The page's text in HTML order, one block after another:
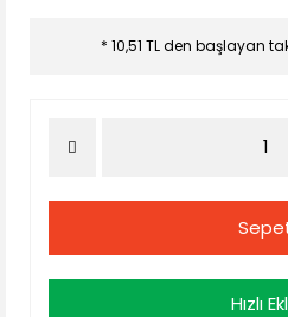
* 10,51 TL den başlayan
Hızlı